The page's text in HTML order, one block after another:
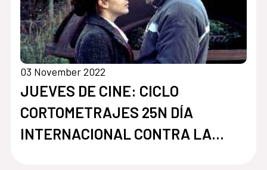
03 November 2022
JUEVES DE CINE: CICLO
CORTOMETRAJES 25N DÍA
INTERNACIONAL CONTRA LA